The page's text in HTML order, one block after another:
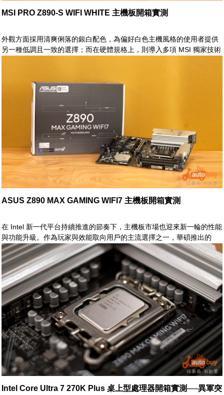
MSI PRO Z890-S WIFI WHITE 主機板開箱實測
外觀方面採用清爽俐落的銀白配色，為偏好白色主機風格的使用者提供
另一種低調且一致的選擇；而在硬體規格上，則導入多項 MSI 獨家技術
構，全面對應 Intel® Core™ Ultra 處理器平台
ASUS Z890 MAX GAMING WIFI7 主機板開箱實測
在 Intel 新一代平台持續推進的節奏下，主機板市場也迎來新一輪的性能
與功能升級。作為玩家與效能取向用戶的主流選擇之一，華碩推出的
Z890 MAX GAMING WIFI7，正是鎖定高階遊戲與多工應用需求所打造
的全新力作。從命名不難看出，其不僅承襲 MAX 系列一貫的強悍供電
與擴充能力，更進一步導入 Wi-Fi 7 等新世代連線技術，為整體平台帶
來更高頻寬與更低延遲的使用體驗
Intel Core Ultra 7 270K Plus 桌上型處理器開箱實測──異軍突